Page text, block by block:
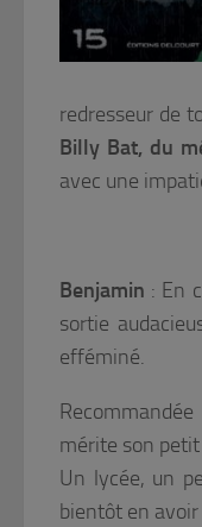
redresseur de
Billy Bat, du
avec une
Benjamin : En
sortie
efféminé.
mérite son petit
Un lycée, un
bientôt en